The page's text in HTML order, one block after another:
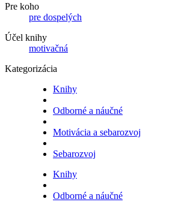
Pre koho
pre dospelých
Účel knihy
motivačná
Kategorizácia
Knihy
Odborné a náučné
Motivácia a sebarozvoj
Sebarozvoj
Knihy
Odborné a náučné